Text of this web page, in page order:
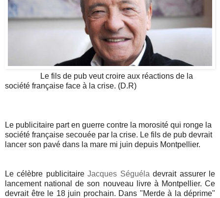
Le fils de pub veut croire aux réactions de la
société française face à la crise. (D.R)
Le publicitaire part en guerre contre la morosité qui ronge la
société française secouée par la crise. Le fils de pub devrait
lancer son pavé dans la mare mi juin depuis Montpellier.
Le célèbre publicitaireJacques Séguéla devrait assurer le
lancement national de son nouveau livre à Montpellier. Ce
devrait être le 18 juin prochain. Dans "Merde à la déprime"